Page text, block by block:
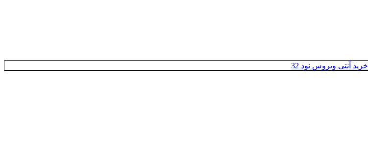
خرید آنتی ویروس نود 32